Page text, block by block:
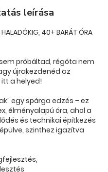
leírása
40+ BARÁT ÓRA
próbáltad, régóta nem
újrakezdenéd az
a helyed!
egy spárga edzés – ez
élményalapú óra, ahol a
és technikai építkezés
szinthez igazítva